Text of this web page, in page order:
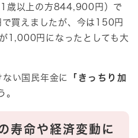
歳以上の方844,900円）で
買えましたが、今は150円
1,000円になったとしても大
い国民年金に
「きっちり加
。
寿命や経済変動に